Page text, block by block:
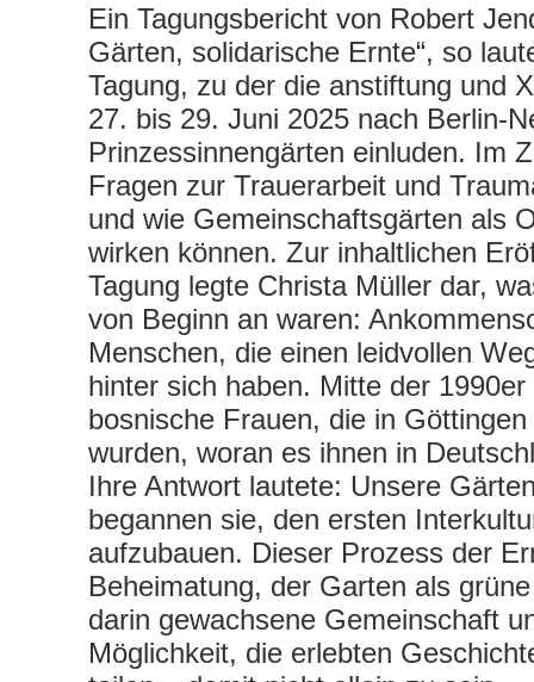
Ein Tagungsbericht von Robert
Gärten, solidarische Ernte“, so
Tagung, zu der die anstiftung und
27. bis 29. Juni 2025 nach Berlin-
Prinzessinnengärten einluden. Im
Fragen zur Trauerarbeit und
und wie Gemeinschaftsgärten als
wirken können. Zur inhaltlichen
Tagung legte Christa Müller dar,
von Beginn an waren:
Menschen, die einen leidvollen
hinter sich haben. Mitte der
bosnische Frauen, die in
wurden, woran es ihnen in
Ihre Antwort lautete: Unsere
begannen sie, den ersten
aufzubauen. Dieser Prozess der
Beheimatung, der Garten als
darin gewachsene Gemeinschaft
Möglichkeit, die erlebten